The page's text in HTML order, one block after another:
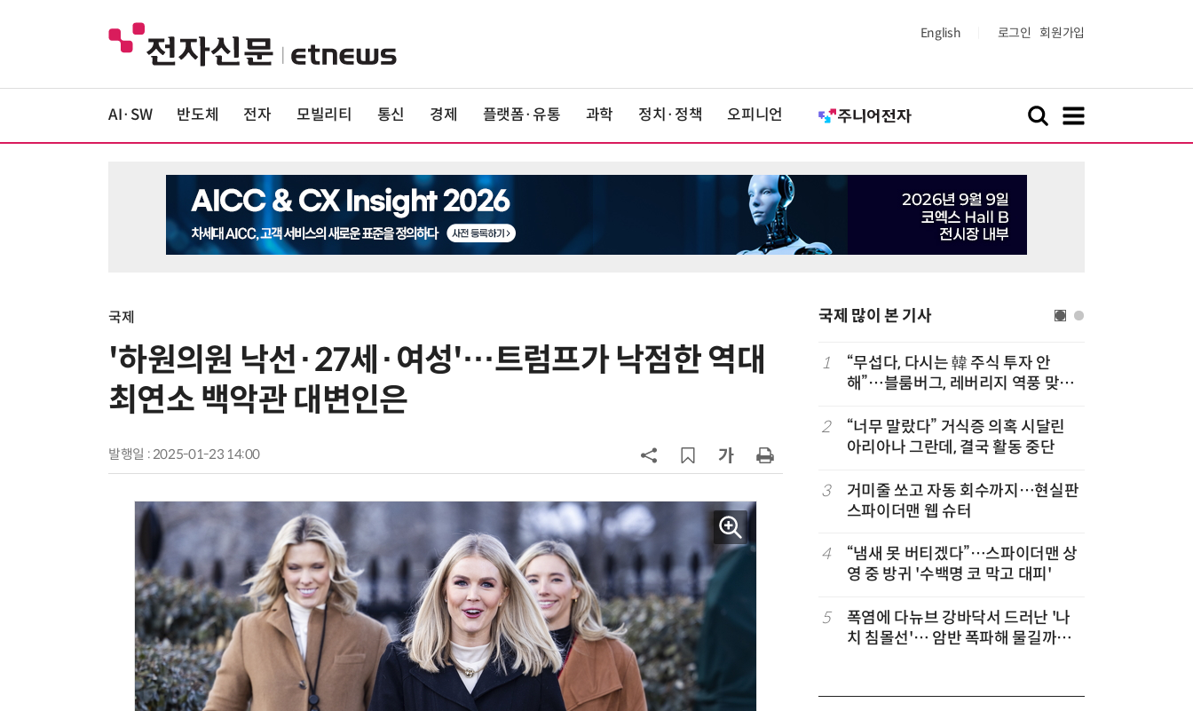
English 로그인 회원가입
AI·SW 반도체 전자 모빌리티 통신 경제 플랫폼·유통 과학 정치·정책 오피니언
국제
'하원의원 낙선·27세·여성'…트럼프가 낙점한 역대
최연소 백악관 대변인은
발행일 : 2025-01-23 14:00
국제 많이 본 기사
6
“시간당 4만원”…휴머노이드가 집
1위… 중국 모델 강세 지속
(OpenRouter 주간 AI 모델 사용량
엔비디아, HBM 독주 흔들”
9
19세 공주도 입대…덴마크, 국방력
강화 속 군 복무 시작
10 日서 벤틀리 몰다 사고낸 유명 한국
인 인플루언서 체포… 7대 연쇄추돌
후 도망가
1
“무섭다, 다시는 韓 주식 투자 안
해”…블룸버그, 레버리지 역풍 맞은
2
“너무 말랐다” 거식증 의혹 시달린
아리아나 그란데, 결국 활동 중단
3
거미줄 쏘고 자동 회수까지…현실판
스파이더맨 웹 슈터
4
“냄새 못 버티겠다”…스파이더맨 상
영 중 방귀 '수백명 코 막고 대피'
5
폭염에 다뉴브 강바닥서 드러난 '나
치 침몰선'… 암반 폭파해 물길까지